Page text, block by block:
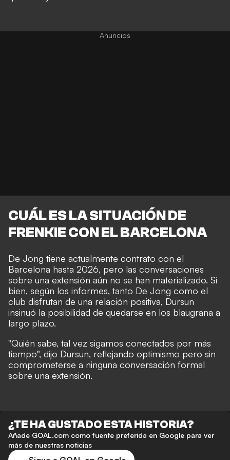
CUÁL ES LA SITUACIÓN DE
FRENKIE CON EL BARCELONA
De Jong tiene actualmente contrato con el
Barcelona hasta 2026, pero las conversaciones
sobre una extensión aún no se han materializado. Si
bien, según los informes, tanto De Jong como el
club disfrutan de una relación positiva, Dursun
insinuó la posibilidad de quedarse en los blaugrana a
largo plazo.
"Quién sabe, tal vez sigamos conectados por más
tiempo", dijo Dursun, reflejando optimismo pero sin
comprometerse a ninguna conversación formal
sobre una extensión.
¿TE HA GUSTADO ESTA HISTORIA?
Añade GOAL.com como fuente preferida en Google para ver
más de nuestras noticias